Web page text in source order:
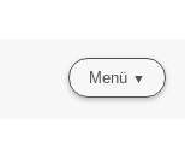
Menü